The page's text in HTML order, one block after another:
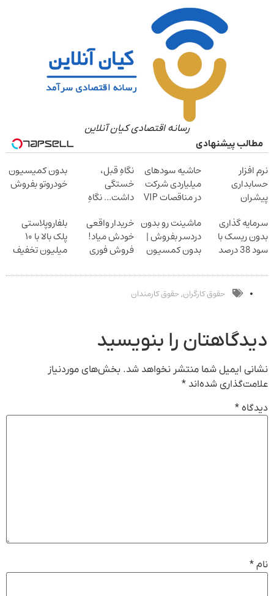
رسانه اقتصادی کیان آنلاین
مطالب پیشنهادی
نرم افزار
حسابداری
پیشران
حاشیه سودهای
میلیاردی شرکت
در مناقصات VIP
ایران تندر
نگاهِ قبل،
خستگی
داشت... نگاهِ
بلفا با 25%
تخفیف
بدون کمیسیون
خودروتو بفروش
سرمایه گذاری
بدون ریسک با
سود 38 درصد
ماشینت رو بدون
دردسر بفروش |
بدون کمسیون
خریدار واقعی
خودش میاد!
فروش فوری
مکانیک
بلفاروپلاستی
پلک بالا با ۱۰
میلیون تخفیف
حقوق کارگران, حقوق کارمندان
دیدگاهتان را بنویسید
نشانی ایمیل شما منتشر نخواهد شد. بخش‌های موردنیاز
علامت‌گذاری شده‌اند *
دیدگاه *
نام *